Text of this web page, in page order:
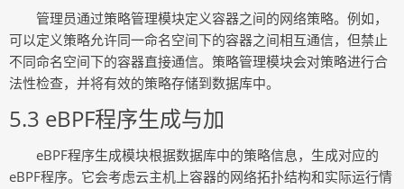
管理员通过策略管理模块定义容器之间的网络策略。例如，
可以定义策略允许同一命名空间下的容器之间相互通信，但禁止
不同命名空间下的容器直接通信。策略管理模块会对策略进行合
法性检查，并将有效的策略存储到数据库中。
5.3 eBPF程序生成与加
eBPF程序生成模块根据数据库中的策略信息，生成对应的
eBPF程序。它会考虑云主机上容器的网络拓扑结构和实际运行情